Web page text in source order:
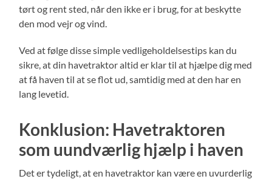
tørt og rent sted, når den ikke er i brug, for at beskytte
den mod vejr og vind.
Ved at følge disse simple vedligeholdelsestips kan du
sikre, at din havetraktor altid er klar til at hjælpe dig med
at få haven til at se flot ud, samtidig med at den har en
lang levetid.
Konklusion: Havetraktoren
som uundværlig hjælp i haven
Det er tydeligt, at en havetraktor kan være en uvurderlig